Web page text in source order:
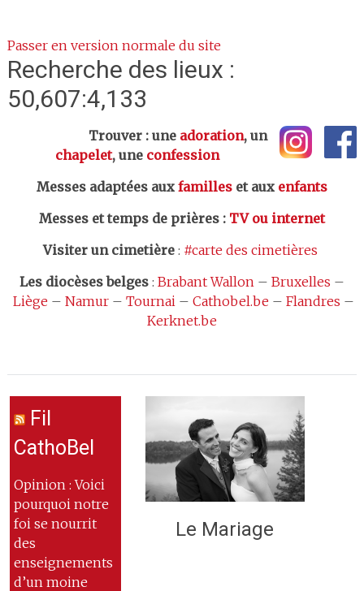
Passer en version normale du site
Recherche des lieux :
50,607:4,133
Trouver : une adoration, un
chapelet, une confession
Messes adaptées aux familleset aux enfants
Messes et temps de prières: TV ou internet
Visiter un cimetière: #carte des cimetières
Les diocèses belges: Brabant Wallon– Bruxelles –
Liège – Namur– Tournai– Cathobel.be – Flandres –
Kerknet.be
Fil
CathoBel
Opinion : Voici
pourquoi notre
foi se nourrit
des
enseignements
d’un moine
Le Mariage